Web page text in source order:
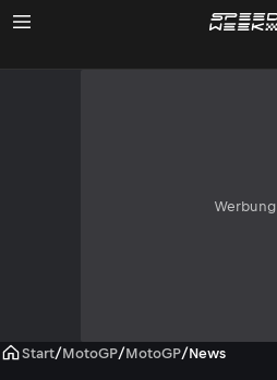
Werbung
Start/MotoGP/MotoGP/News